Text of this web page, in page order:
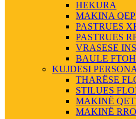
HEKURA
MAKINA
PASTRUES
PASTRUES
VRASESE
BAULE
KUJDESI
THARËSE
STILUES
MAKINË
MAKINË